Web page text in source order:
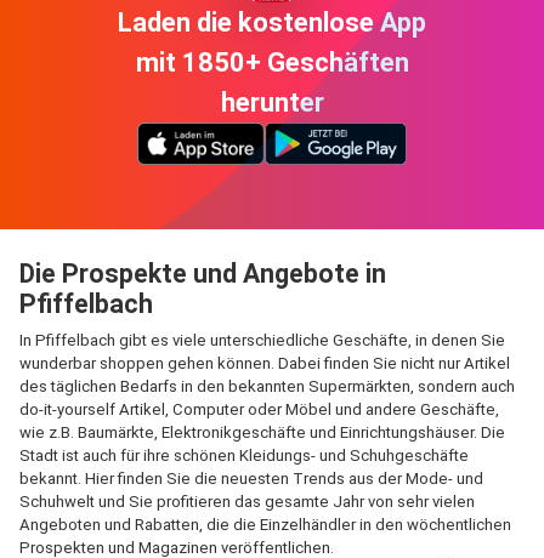
Laden die kostenlose App
mit 1850+ Geschäften
herunter
Die Prospekte und Angebote in
Pfiffelbach
In Pfiffelbach gibt es viele unterschiedliche Geschäfte, in denen Sie
wunderbar shoppen gehen können. Dabei finden Sie nicht nur Artikel
des täglichen Bedarfs in den bekannten Supermärkten, sondern auch
do-it-yourself Artikel, Computer oder Möbel und andere Geschäfte,
wie z.B. Baumärkte, Elektronikgeschäfte und Einrichtungshäuser. Die
Stadt ist auch für ihre schönen Kleidungs- und Schuhgeschäfte
bekannt. Hier finden Sie die neuesten Trends aus der Mode- und
Schuhwelt und Sie profitieren das gesamte Jahr von sehr vielen
Angeboten und Rabatten, die die Einzelhändler in den wöchentlichen
Prospekten und Magazinen veröffentlichen.